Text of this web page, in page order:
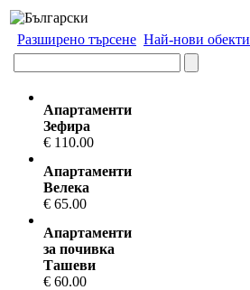
Разширено търсене Най-нови обекти
Апартаменти
Зефира
€ 110.00
Апартаменти
Велека
€ 65.00
Апартаменти
за почивка
Ташеви
€ 60.00